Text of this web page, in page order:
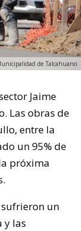
de Talcahuano
Jaime
Las obras de
entre la
un 95% de
próxima
sufrieron un
y las